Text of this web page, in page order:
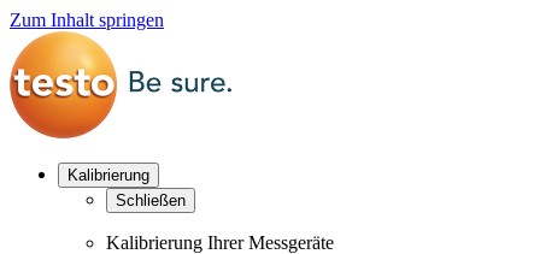
Zum Inhalt springen
Kalibrierung
Schließen
Kalibrierung Ihrer Messgeräte